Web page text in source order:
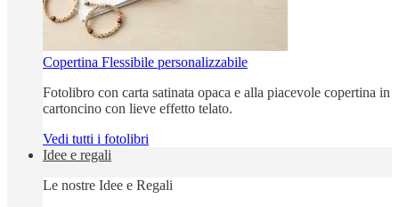
Copertina Flessibile personalizzabile
Fotolibro con carta satinata opaca e alla piacevole copertina in
cartoncino con lieve effetto telato.
Vedi tutti i fotolibri
Idee e regali
Le nostre Idee e Regali